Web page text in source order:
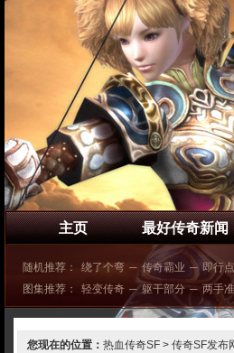
主页 最好传奇新闻
随机推荐： 绕了个弯 ─ 传奇霸业 ─ 即行
图集推荐：
轻变传奇 ─ 躯干部分 ─ 两手
您现在的位置： 热血传奇SF > 传奇SF发布